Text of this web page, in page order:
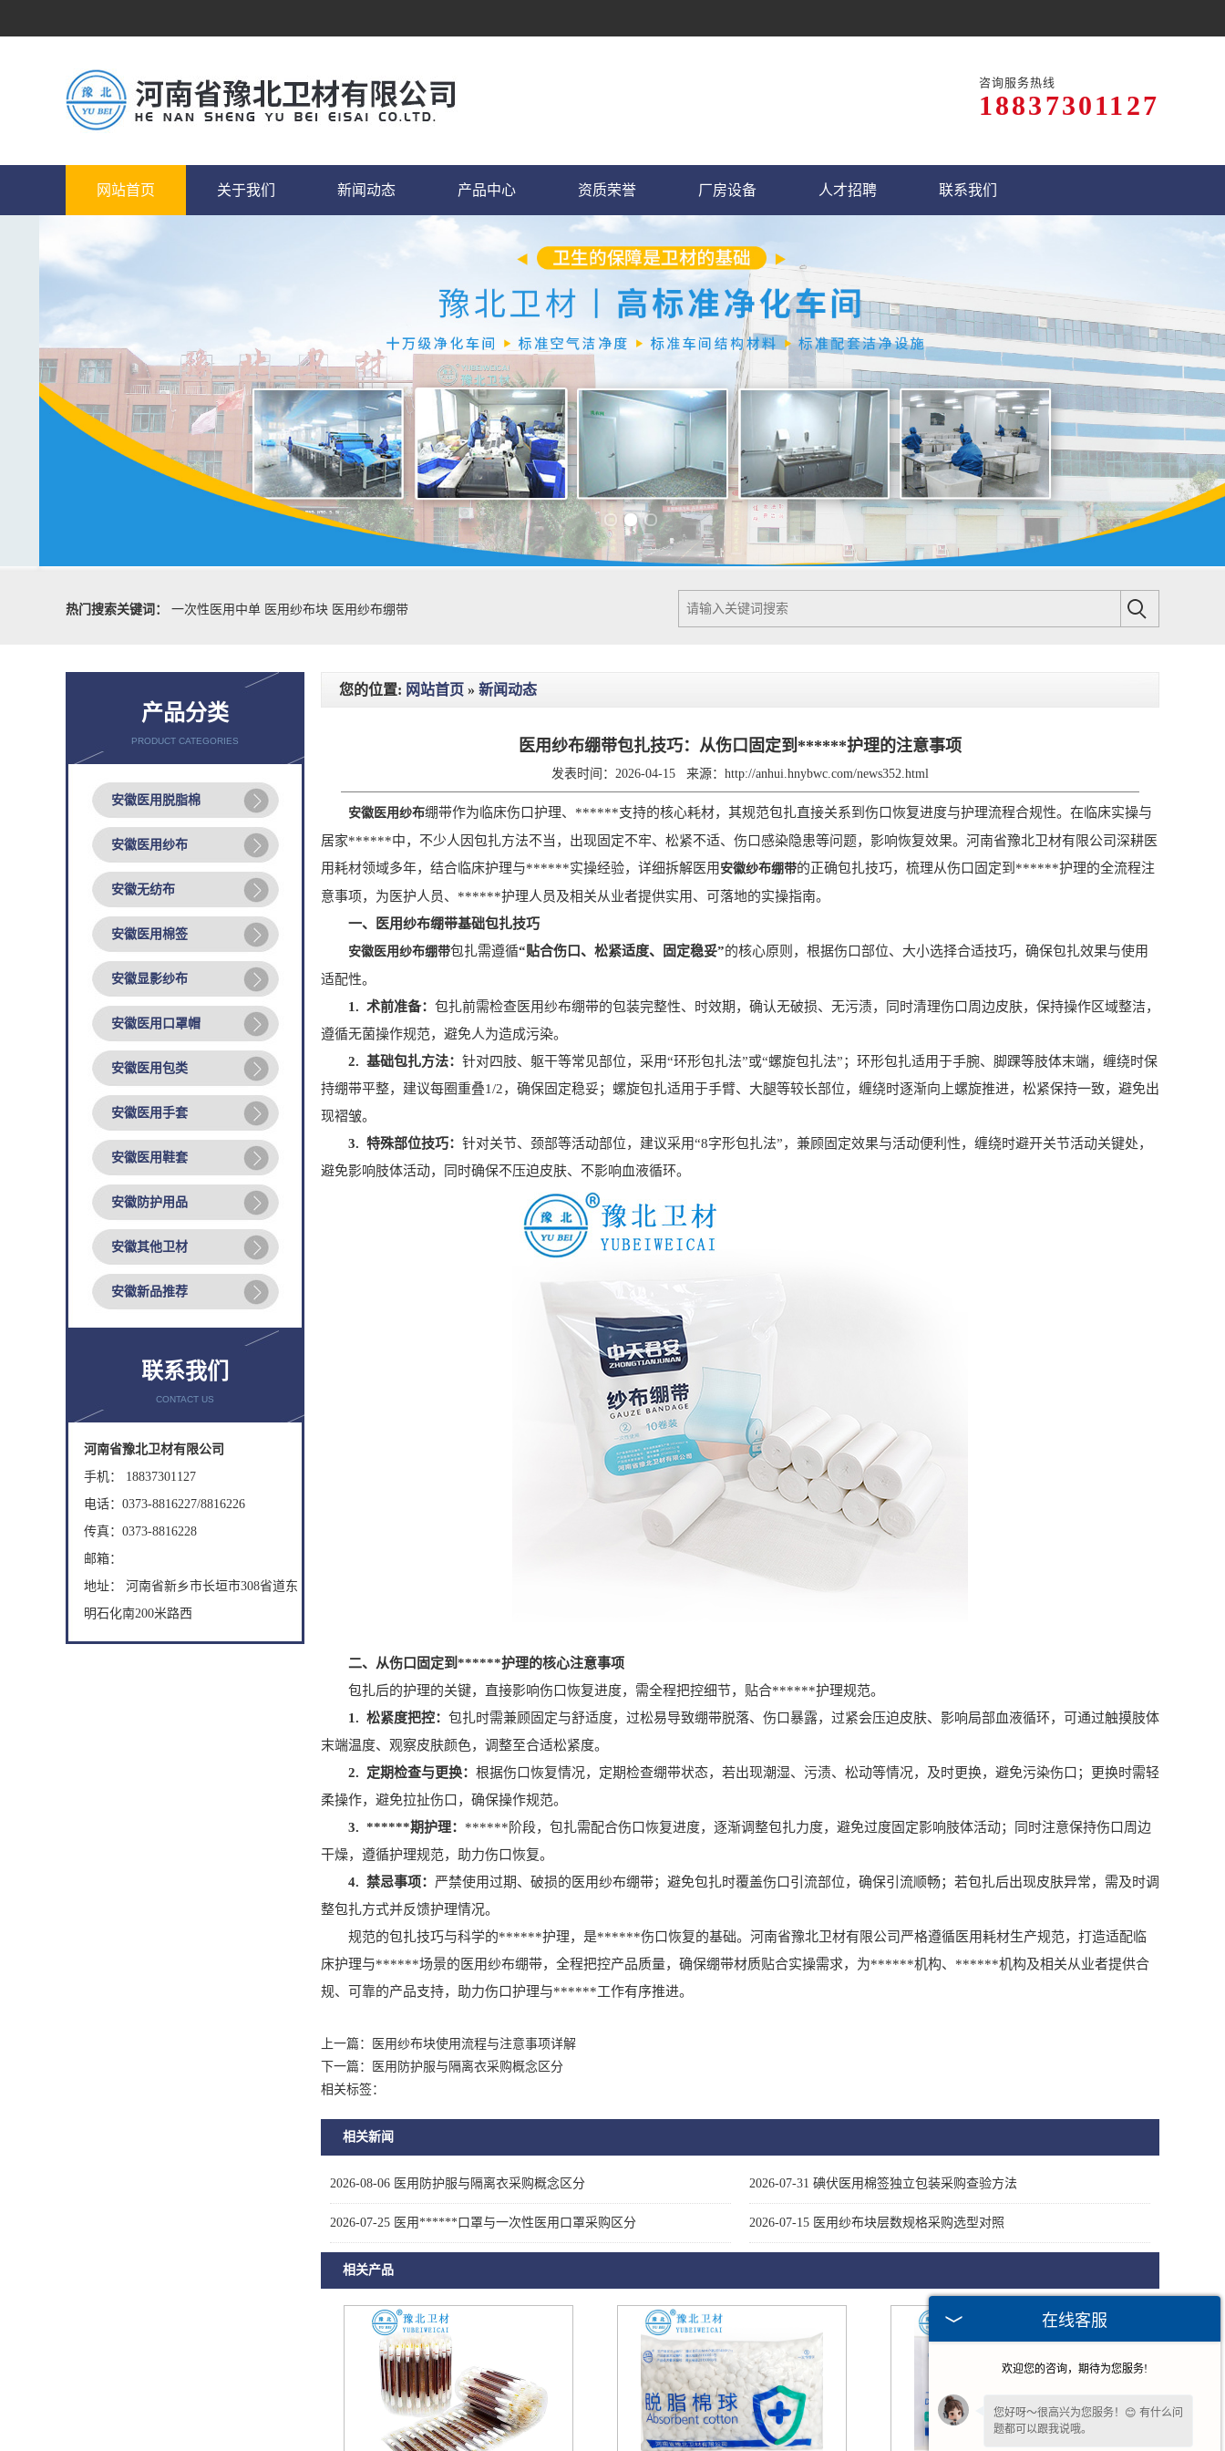
咨询服务热线
18837301127
网站首页 关于我们 新闻动态 产品中心 资质荣誉 厂房设备 人才招聘 联系我们
热门搜索关键词：
一次性医用中单 医用纱布块 医用纱布绷带
产品分类
PRODUCT CATEGORIES
安徽医用脱脂棉
安徽医用纱布
安徽无纺布
安徽医用棉签
安徽显影纱布
安徽医用口罩帽
安徽医用包类
安徽医用手套
安徽医用鞋套
安徽防护用品
安徽其他卫材
安徽新品推荐
联系我们
CONTACT US
河南省豫北卫材有限公司
手机： 18837301127
电话：0373-8816227/8816226
传真：0373-8816228
邮箱：
地址： 河南省新乡市长垣市308省道东
明石化南200米路西
您的位置: 网站首页 » 新闻动态
医用纱布绷带包扎技巧：从伤口固定到******护理的注意事项
发表时间：2026-04-15 来源： http://anhui.hnybwc.com/news352.html
安徽医用纱布绷带作为临床伤口护理、******支持的核心耗材，其规范包扎直接关系到伤口恢复进度与护理流程合规性。在临床实操与
居家******中，不少人因包扎方法不当，出现固定不牢、松紧不适、伤口感染隐患等问题，影响恢复效果。河南省豫北卫材有限公司深耕医
用耗材领域多年，结合临床护理与******实操经验，详细拆解医用 安徽纱布绷带的正确包扎技巧，梳理从伤口固定到******护理的全流程注
意事项，为医护人员、******护理人员及相关从业者提供实用、可落地的实操指南。
一、医用纱布绷带基础包扎技巧
安徽医用纱布绷带包扎需遵循“贴合伤口、松紧适度、固定稳妥”的核心原则，根据伤口部位、大小选择合适技巧，确保包扎效果与使用
适配性。
1. 术前准备： 包扎前需检查医用纱布绷带的包装完整性、时效期，确认无破损、无污渍，同时清理伤口周边皮肤，保持操作区域整洁，
遵循无菌操作规范，避免人为造成污染。
2. 基础包扎方法： 针对四肢、躯干等常见部位，采用“环形包扎法”或“螺旋包扎法”；环形包扎适用于手腕、脚踝等肢体末端，缠绕时保
持绷带平整，建议每圈重叠1/2，确保固定稳妥；螺旋包扎适用于手臂、大腿等较长部位，缠绕时逐渐向上螺旋推进，松紧保持一致，避免出
现褶皱。
3. 特殊部位技巧： 针对关节、颈部等活动部位，建议采用“8字形包扎法”，兼顾固定效果与活动便利性，缠绕时避开关节活动关键处，
避免影响肢体活动，同时确保不压迫皮肤、不影响血液循环。
二、从伤口固定到******护理的核心注意事项
包扎后的护理的关键，直接影响伤口恢复进度，需全程把控细节，贴合******护理规范。
1. 松紧度把控： 包扎时需兼顾固定与舒适度，过松易导致绷带脱落、伤口暴露，过紧会压迫皮肤、影响局部血液循环，可通过触摸肢体
末端温度、观察皮肤颜色，调整至合适松紧度。
2. 定期检查与更换： 根据伤口恢复情况，定期检查绷带状态，若出现潮湿、污渍、松动等情况，及时更换，避免污染伤口；更换时需轻
柔操作，避免拉扯伤口，确保操作规范。
3. ******期护理： ******阶段，包扎需配合伤口恢复进度，逐渐调整包扎力度，避免过度固定影响肢体活动；同时注意保持伤口周边
干燥，遵循护理规范，助力伤口恢复。
4. 禁忌事项： 严禁使用过期、破损的医用纱布绷带；避免包扎时覆盖伤口引流部位，确保引流顺畅；若包扎后出现皮肤异常，需及时调
整包扎方式并反馈护理情况。
规范的包扎技巧与科学的******护理，是******伤口恢复的基础。河南省豫北卫材有限公司严格遵循医用耗材生产规范，打造适配临
床护理与******场景的医用纱布绷带，全程把控产品质量，确保绷带材质贴合实操需求，为******机构、******机构及相关从业者提供合
规、可靠的产品支持，助力伤口护理与******工作有序推进。
上一篇：
医用纱布块使用流程与注意事项详解
下一篇：
医用防护服与隔离衣采购概念区分
相关标签：
相关新闻
2026-08-06 医用防护服与隔离衣采购概念区分 2026-07-31 碘伏医用棉签独立包装采购查验方法
2026-07-25 医用******口罩与一次性医用口罩采购区分 2026-07-15 医用纱布块层数规格采购选型对照
相关产品
在线客服
欢迎您的咨询，期待为您服务!
您好呀～很高兴为您服务！😊 有什么问
题都可以跟我说哦。